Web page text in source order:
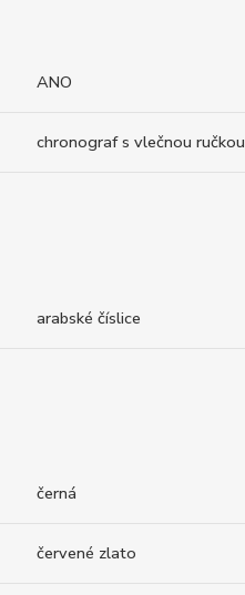
ANO
chronograf s vlečnou ručkou
arabské číslice
černá
červené zlato